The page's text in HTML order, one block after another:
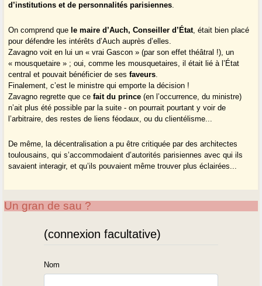
d’institutions et de personnalités parisiennes.
On comprend que le maire d’Auch, Conseiller d’État, était bien placé
pour défendre les intérêts d’Auch auprès d’elles.
Zavagno voit en lui un « vrai Gascon » (par son effet théâtral !), un
« mousquetaire » ; oui, comme les mousquetaires, il était lié à l’État
central et pouvait bénéficier de sesfaveurs.
Finalement, c’est le ministre qui emporte la décision !
Zavagno regrette que cefait du prince (en l’occurrence, du ministre)
n’ait plus été possible par la suite - on pourrait pourtant y voir de
l’arbitraire, des restes de liens féodaux, ou du clientélisme...
De même, la décentralisation a pu être critiquée par des architectes
toulousains, qui s’accommodaient d’autorités parisiennes avec qui ils
savaient interagir, et qu’ils pouvaient même trouver plus éclairées...
Un gran de sau ?
(connexion facultative)
Nom